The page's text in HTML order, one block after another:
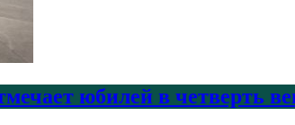
юбилей в четверть